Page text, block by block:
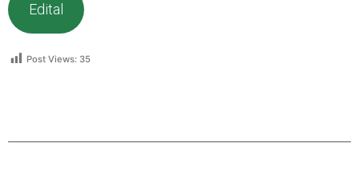
Edital
Post Views: 35